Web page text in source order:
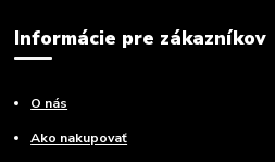
Informácie pre zákazníkov
O nás
Ako nakupovať